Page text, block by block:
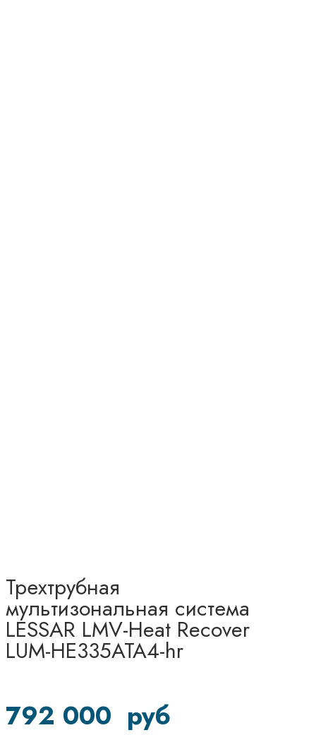
Трехтрубная
мультизональная система
LESSAR LMV-Heat Recover
LUM-HE335ATA4-hr
792 000 руб